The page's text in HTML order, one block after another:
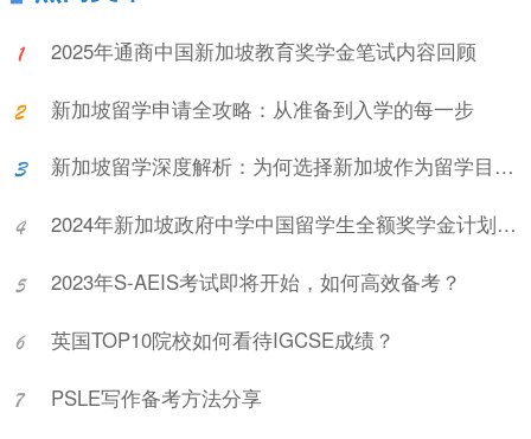
2025年通商中国新加坡教育奖学金笔试内容回顾
新加坡留学申请全攻略：从准备到入学的每一步
新加坡留学深度解析：为何选择新加坡作为留学目的地?
2024年新加坡政府中学中国留学生全额奖学金计划项目说明会
2023年S-AEIS考试即将开始，如何高效备考？
英国TOP10院校如何看待IGCSE成绩？
PSLE写作备考方法分享